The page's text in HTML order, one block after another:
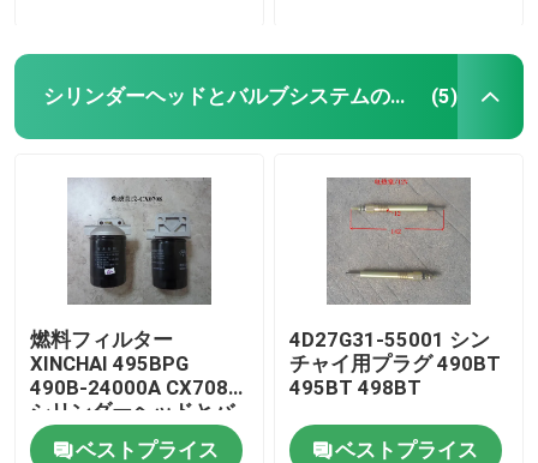
シリンダーヘッドとバルブシステムの組立 (5)
燃料フィルター
XINCHAI 495BPG
490B-24000A CX7085
シリンダーヘッドとバ
ルブシステム
ベストプライス
4D27G31-55001 シン
チャイ用プラグ 490BT
495BT 498BT
ベストプライス